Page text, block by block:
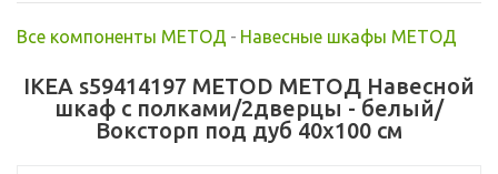
Все компоненты МЕТОД - Навесные шкафы МЕТОД
IKEA s59414197 METOD МЕТОД Навесной
шкаф с полками/2дверцы - белый/
Воксторп под дуб 40x100 см